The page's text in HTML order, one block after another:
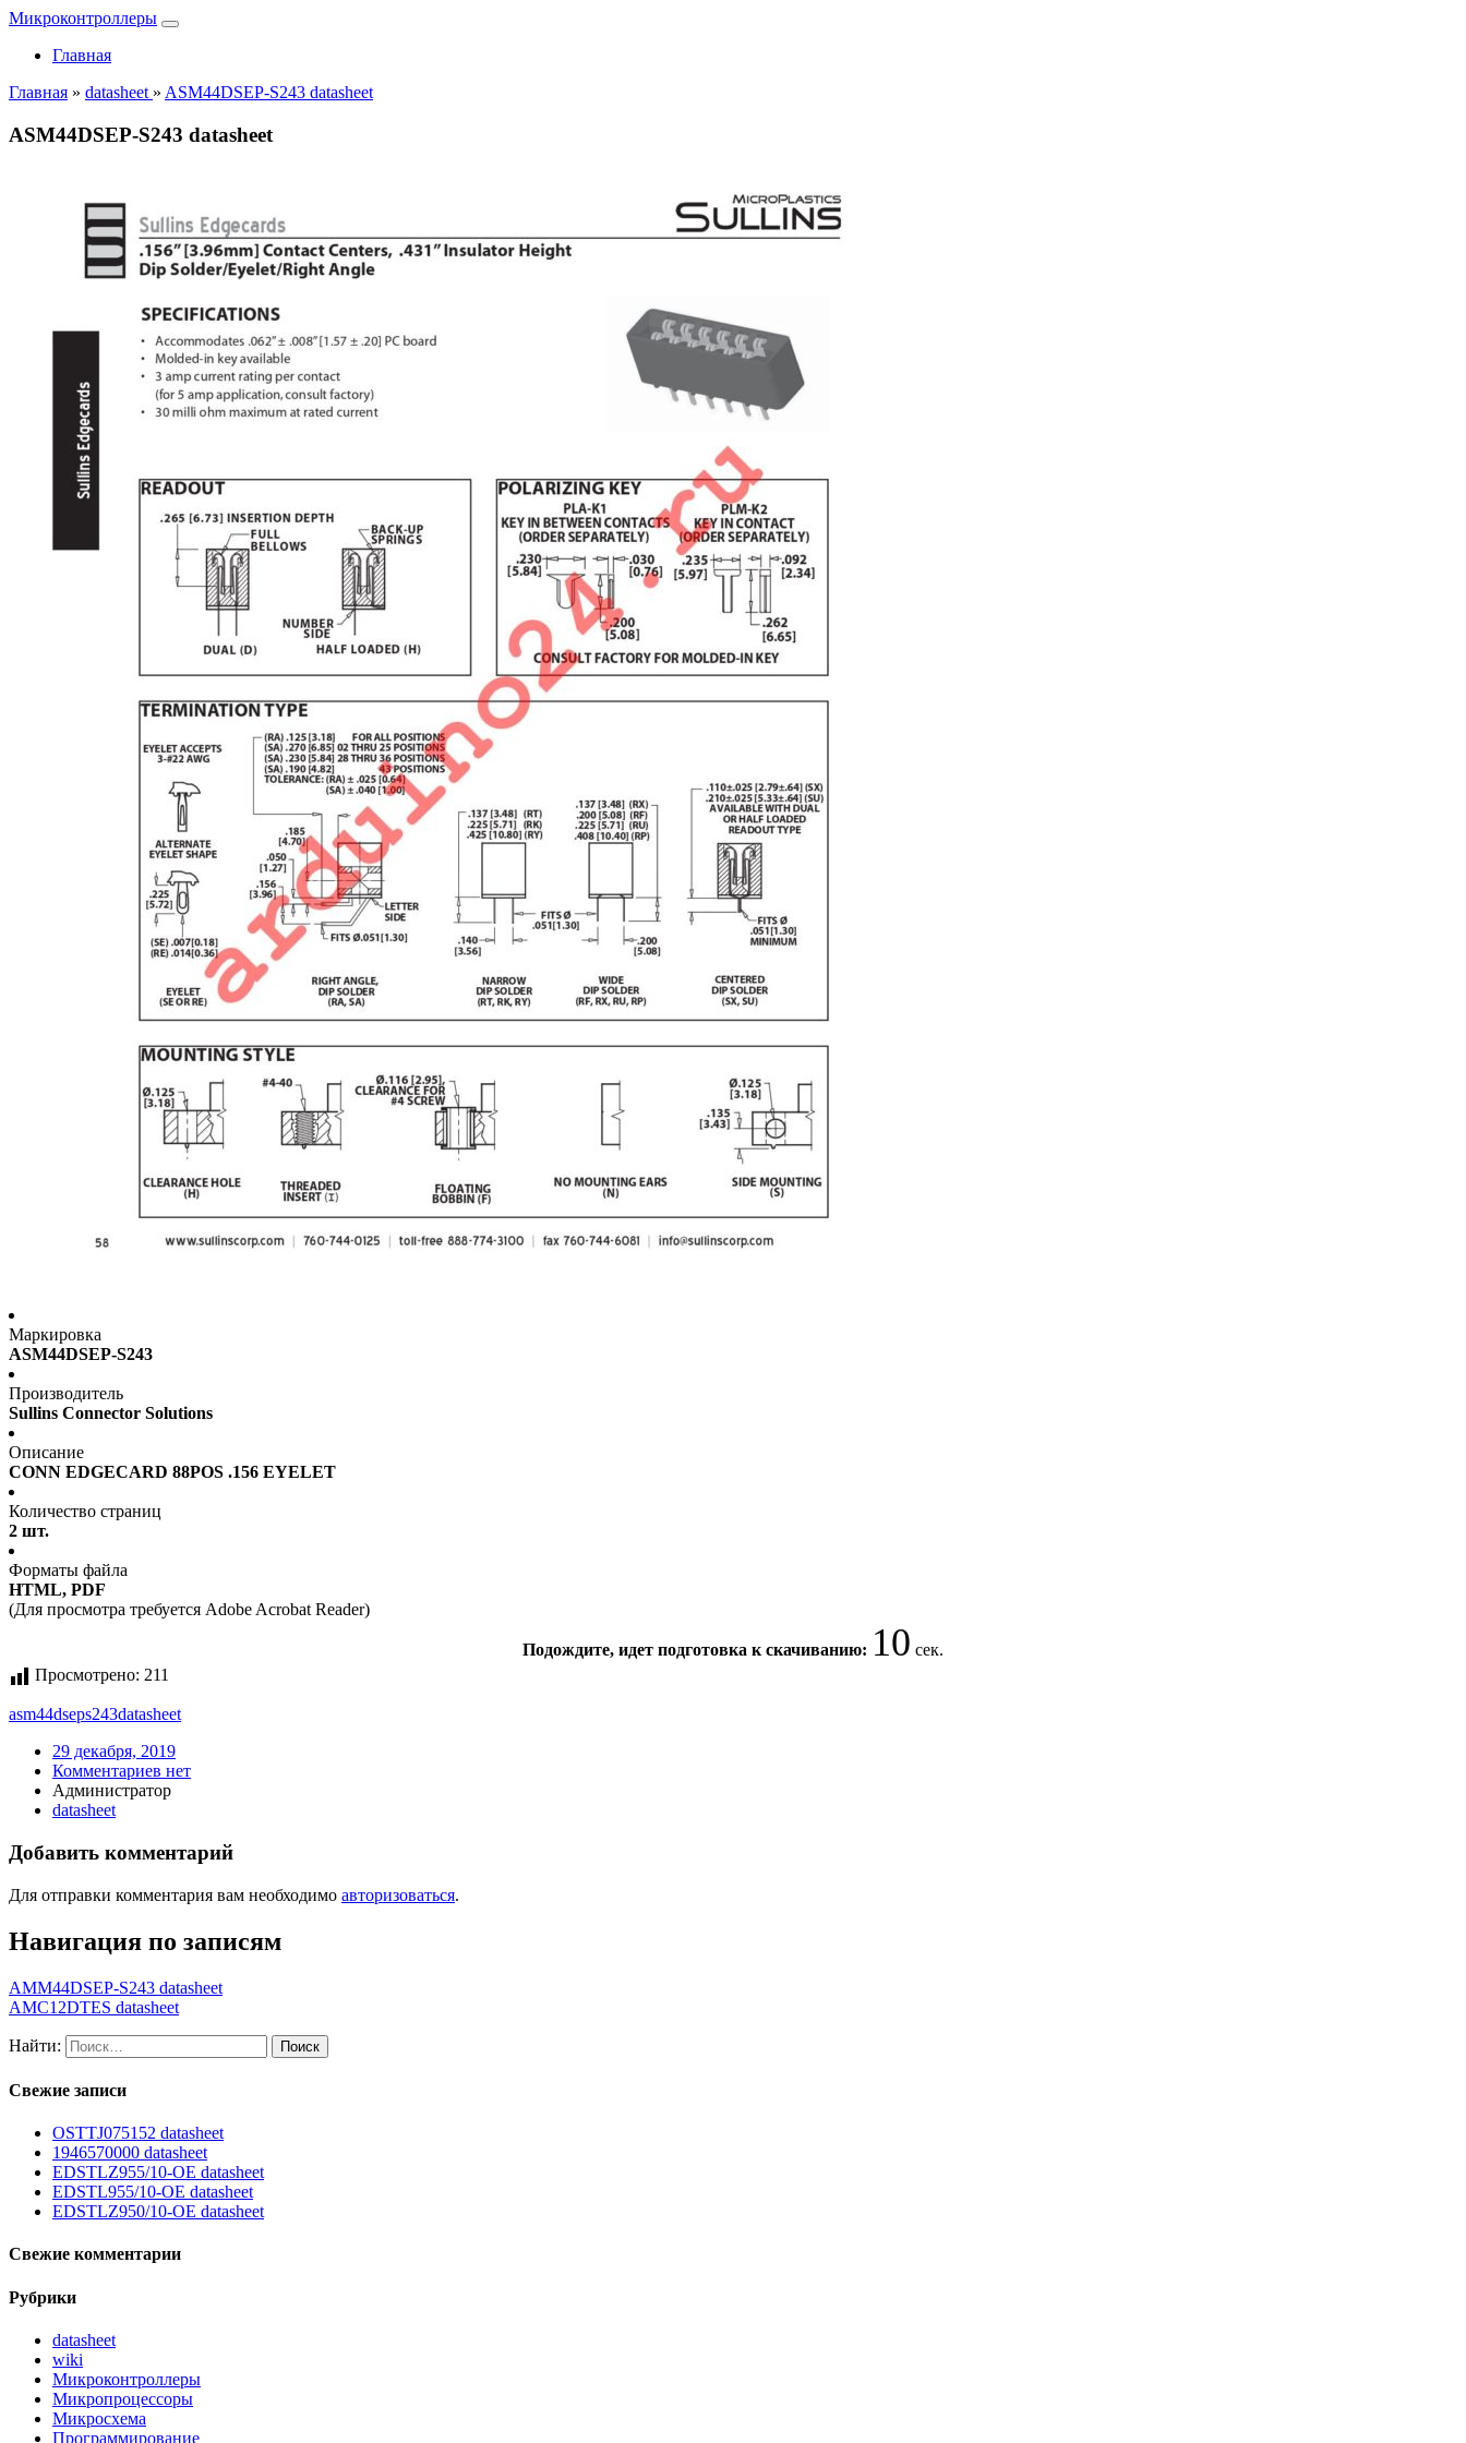
Микроконтроллеры
Главная
Главная » datasheet » ASM44DSEP-S243 datasheet
ASM44DSEP-S243 datasheet
Маркировка
ASM44DSEP-S243
Производитель
Sullins Connector Solutions
Описание
CONN EDGECARD 88POS .156 EYELET
Количество страниц
2 шт.
Форматы файла
HTML, PDF
(Для просмотра требуется Adobe Acrobat Reader)
Подождите, идет подготовка к скачиванию: 10 сек.
Просмотрено: 211
asm44dseps243datasheet
29 декабря, 2019
Комментариев нет
Администратор
datasheet
Добавить комментарий
Для отправки комментария вам необходимо авторизоваться.
Навигация по записям
AMM44DSEP-S243 datasheet
AMC12DTES datasheet
Найти:
Свежие записи
OSTTJ075152 datasheet
1946570000 datasheet
EDSTLZ955/10-OE datasheet
EDSTL955/10-OE datasheet
EDSTLZ950/10-OE datasheet
Свежие комментарии
Рубрики
datasheet
wiki
Микроконтроллеры
Микропроцессоры
Микросхема
Программирование